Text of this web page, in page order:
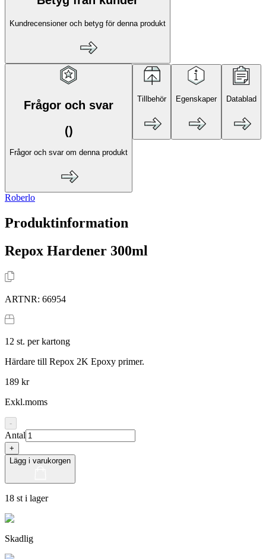
Kundrecensioner och betyg för denna produkt
Frågor och svar
()
Frågor och svar om denna produkt
Tillbehör Egenskaper Datablad
Roberlo
Produktinformation
Repox Hardener 300ml
ARTNR: 66954
12 st. per kartong
Härdare till Repox 2K Epoxy primer.
189 kr
Exkl.moms
-
Antal
+
Lägg i varukorgen
18 st i lager
Skadlig